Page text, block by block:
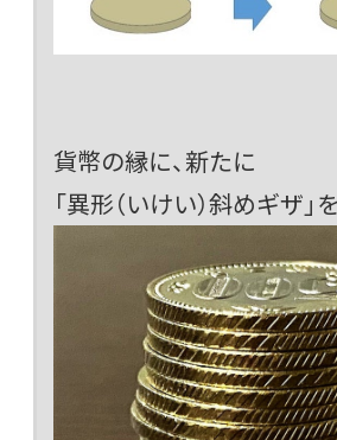
貨幣の縁に、新たに
「異形（いけい）斜めギザ」